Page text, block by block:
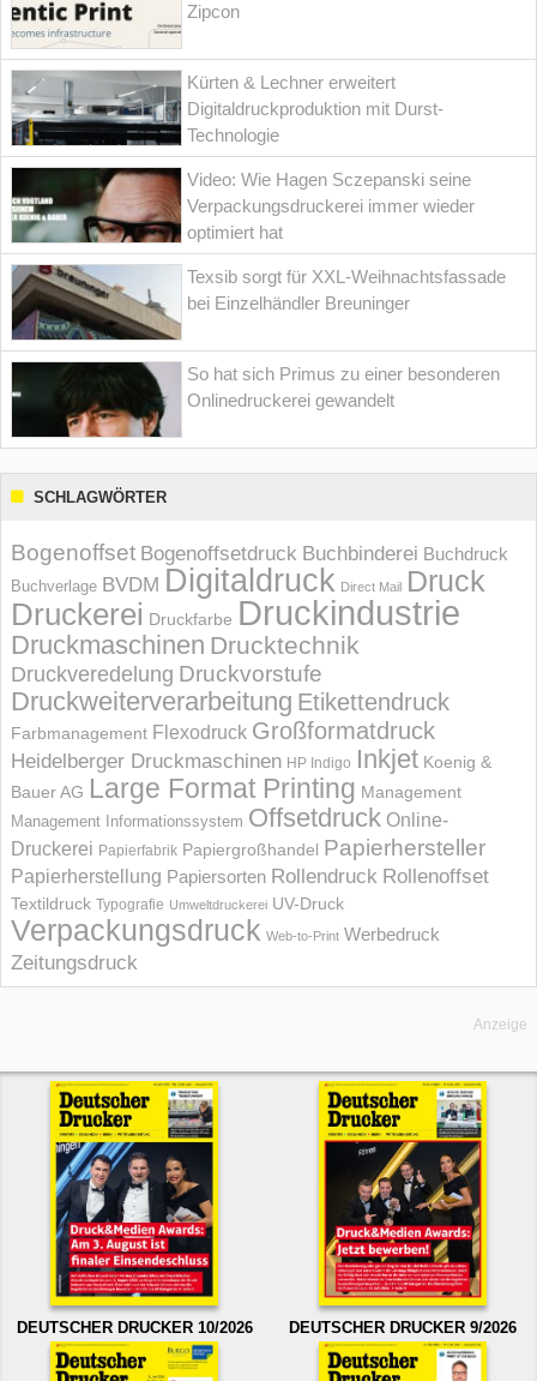
Zipcon
Kürten & Lechner erweitert
Digitaldruckproduktion mit Durst-
Technologie
Video: Wie Hagen Sczepanski seine
Verpackungsdruckerei immer wieder
optimiert hat
Texsib sorgt für XXL-Weihnachtsfassade
bei Einzelhändler Breuninger
So hat sich Primus zu einer besonderen
Onlinedruckerei gewandelt
SCHLAGWÖRTER
Bogenoffset Bogenoffsetdruck Buchbinderei Buchdruck
Buchverlage BVDM Digitaldruck Direct Mail Druck
Druckerei Druckfarbe Druckindustrie
Druckmaschinen Drucktechnik
Druckveredelung Druckvorstufe
Druckweiterverarbeitung Etikettendruck
Farbmanagement Flexodruck Großformatdruck
Heidelberger Druckmaschinen HP Indigo Inkjet Koenig &
Bauer AG Large Format Printing Management
Management Informations­system Offsetdruck Online-
Druckerei Papierfabrik Papiergroßhandel Papierhersteller
Papierherstellung Papiersorten Rollendruck Rollenoffset
Textildruck Typografie Umweltdruckerei UV-Druck
Verpackungsdruck Web-to-Print Werbedruck
Zeitungsdruck
Anzeige
DEUTSCHER DRUCKER 10/2026 DEUTSCHER DRUCKER 9/2026